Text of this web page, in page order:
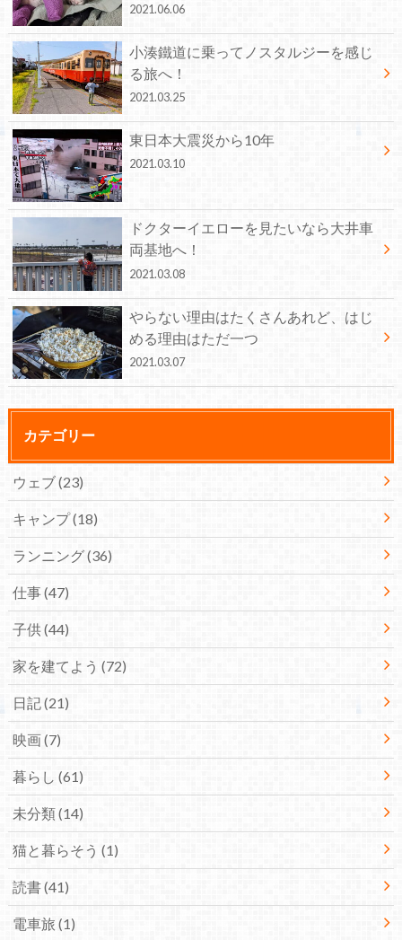
2021.06.06
小湊鐵道に乗ってノスタルジーを感じ
る旅へ！
2021.03.25
東日本大震災から10年
2021.03.10
ドクターイエローを見たいなら大井車
両基地へ！
2021.03.08
やらない理由はたくさんあれど、はじ
める理由はただ一つ
2021.03.07
カテゴリー
ウェブ(23)
キャンプ(18)
ランニング(36)
仕事(47)
子供(44)
家を建てよう (72)
日記 (21)
映画(7)
暮らし (61)
未分類(14)
猫と暮らそう (1)
読書(41)
電車旅 (1)